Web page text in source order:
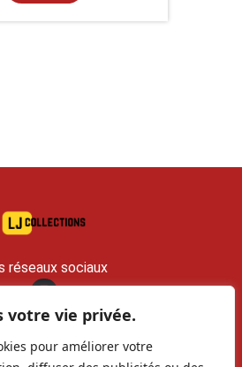
votre vie privée.
pour améliorer votre
réseaux sociaux
collections.com
374 147 Romans